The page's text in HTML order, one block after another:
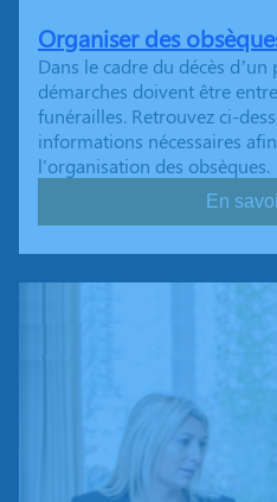
Organiser des
Dans le cadre du décès
démarches doivent être
funérailles. Retrouvez ci-
informations nécessaires
l'organisation des obsèques.
En